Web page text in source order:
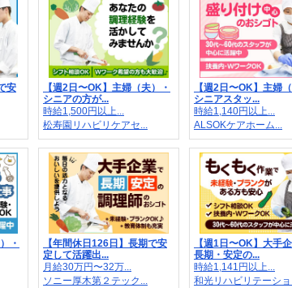
安
【週2日〜OK】主婦（夫）・
シニアの方が...
時給1,500円以上...
松寿園リハビリケアセ...
【週2日〜OK】主婦
シニアスタッ...
時給1,140円以上...
ALSOKケアホーム...
・
【年間休日126日】長期で安
定して活躍出...
月給30万円〜32万...
ソニー厚木第２テック...
【週1日〜OK】大手
長期・安定の...
時給1,141円以上...
和光リハビリテーシ